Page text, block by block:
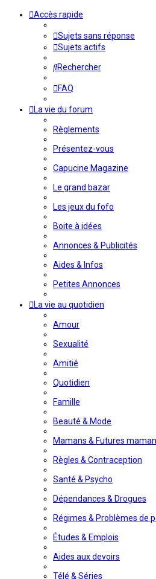
Accès rapide
Sujets sans réponse
Sujets actifs
Rechercher
FAQ
La vie du forum
Règlements
Présentez-vous
Capucine Magazine
Le grand bazar
Les jeux du fofo
Boite à idées
Annonces & Publicités
Aides & Infos
Petites Annonces
La vie au quotidien
Amour
Sexualité
Amitié
Quotidien
Famille
Beauté & Mode
Mamans & Futures
Règles & Contraception
Santé & Psycho
Dépendances & Drogues
Régimes & Problèmes de
Études & Emplois
Aides aux devoirs
Télé & Séries